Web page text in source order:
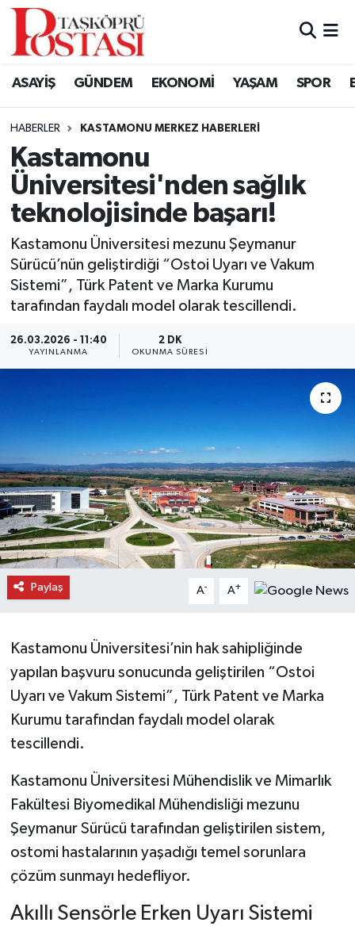
ASAYİŞ GÜNDEM EKONOMİ YAŞAM SPOR
HABERLER KASTAMONU MERKEZ HABERLERI
Kastamonu
Üniversitesi'nden sağlık
teknolojisinde başarı!
Kastamonu Üniversitesi mezunu Şeymanur
Sürücü’nün geliştirdiği “Ostoi Uyarı ve Vakum
Sistemi”, Türk Patent ve Marka Kurumu
tarafından faydalı model olarak tescillendi.
26.03.2026 - 11:40
YAYINLANMA
2 DK
OKUNMA SÜRESI
Paylaş A- A+
Kastamonu Üniversitesi’nin hak sahipliğinde
yapılan başvuru sonucunda geliştirilen “Ostoi
Uyarı ve Vakum Sistemi”, Türk Patent ve Marka
Kurumu tarafından faydalı model olarak
tescillendi.
Kastamonu Üniversitesi Mühendislik ve Mimarlık
Fakültesi Biyomedikal Mühendisliği mezunu
Şeymanur Sürücü tarafından geliştirilen sistem,
ostomi hastalarının yaşadığı temel sorunlara
çözüm sunmayı hedefliyor.
Akıllı Sensörle Erken Uyarı Sistemi
Kastamonu Vefat Edenler
Araç Haberleri
Azdavay Haberleri
Bozkurt Haberleri
Çatalzeytin Haberleri
Cide Haberleri
Doğanyurt Haberleri
Hanönü Haberleri
İhsangazi Haberleri
İnebolu Haberleri
Merkez Haberleri
Şenpazar Haberleri
Seydiler Haberleri
Taşköprü Haberleri
Tosya Haberleri
Karadeniz Haberleri